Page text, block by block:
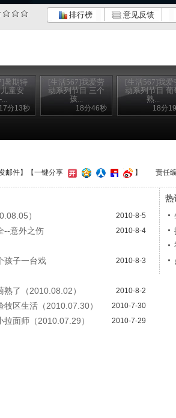
排行榜 意见反馈
暑期特
童安
17分13秒
[生活567]我爱劳
动系列节目 三个
孩...
18分46秒
[生活567]我爱
动系列节目 葡
熟...
18分
邮件】 【一键分享 】 责任
）
2010-8-5
--意外之伤
2010-8-4
孩子一台戏
2010-8-3
了（2010.08.02） 2010-8-2
区生活（2010.07.30） 2010-7-30
面师（2010.07.29） 2010-7-29
热